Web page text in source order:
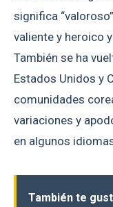
significa
valiente y heroico
También se ha
Estados Unidos y
comunidades
variaciones y
en algunos
También te